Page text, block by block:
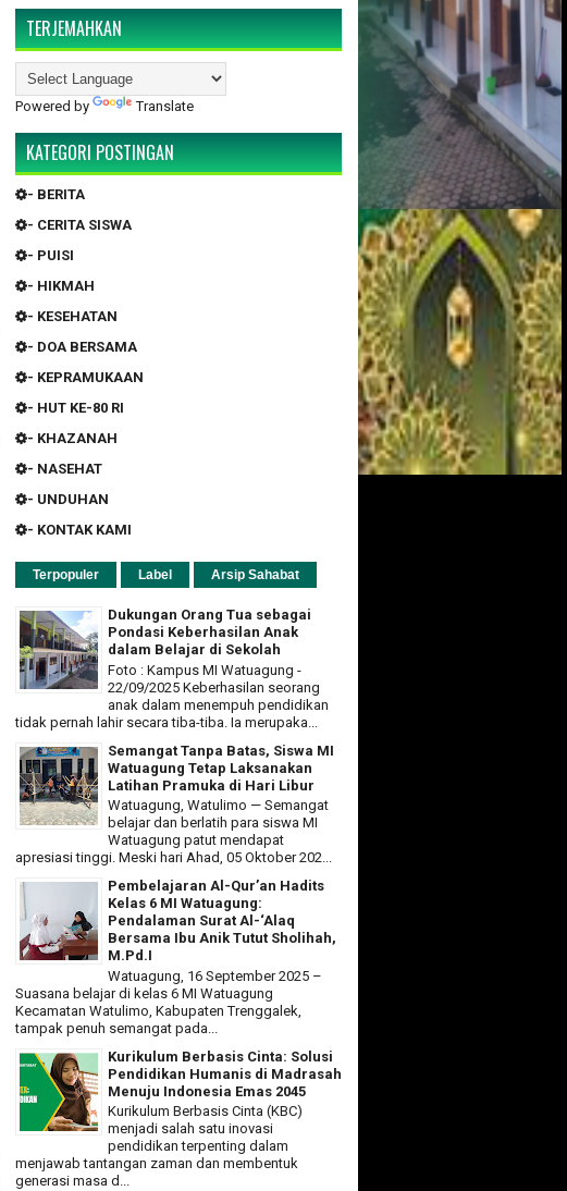
TERJEMAHKAN
Powered by Translate
KATEGORI POSTINGAN
- BERITA
- CERITA SISWA
- PUISI
- HIKMAH
- KESEHATAN
- DOA BERSAMA
- KEPRAMUKAAN
- HUT KE-80 RI
- KHAZANAH
- NASEHAT
- UNDUHAN
- KONTAK KAMI
Terpopuler Label Arsip Sahabat
Dukungan Orang Tua sebagai
Pondasi Keberhasilan Anak
dalam Belajar di Sekolah
Foto : Kampus MI Watuagung -
22/09/2025 Keberhasilan seorang
anak dalam menempuh pendidikan
tidak pernah lahir secara tiba-tiba. Ia merupaka...
Semangat Tanpa Batas, Siswa MI
Watuagung Tetap Laksanakan
Latihan Pramuka di Hari Libur
Watuagung, Watulimo — Semangat
belajar dan berlatih para siswa MI
Watuagung patut mendapat
apresiasi tinggi. Meski hari Ahad, 05 Oktober 202...
Pembelajaran Al-Qur’an Hadits
Kelas 6 MI Watuagung:
Pendalaman Surat Al-‘Alaq
Bersama Ibu Anik Tutut Sholihah,
M.Pd.I
Watuagung, 16 September 2025 –
Suasana belajar di kelas 6 MI Watuagung
Kecamatan Watulimo, Kabupaten Trenggalek,
tampak penuh semangat pada...
Kurikulum Berbasis Cinta: Solusi
Pendidikan Humanis di Madrasah
Menuju Indonesia Emas 2045
Kurikulum Berbasis Cinta (KBC)
menjadi salah satu inovasi
pendidikan terpenting dalam
menjawab tantangan zaman dan membentuk
generasi masa d...